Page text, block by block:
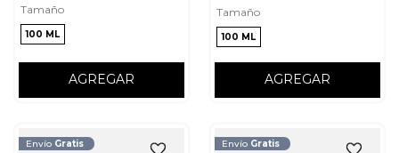
Tamaño
100 ML
AGREGAR
Tamaño
100 ML
AGREGAR
Envío Gratis Envío Gratis